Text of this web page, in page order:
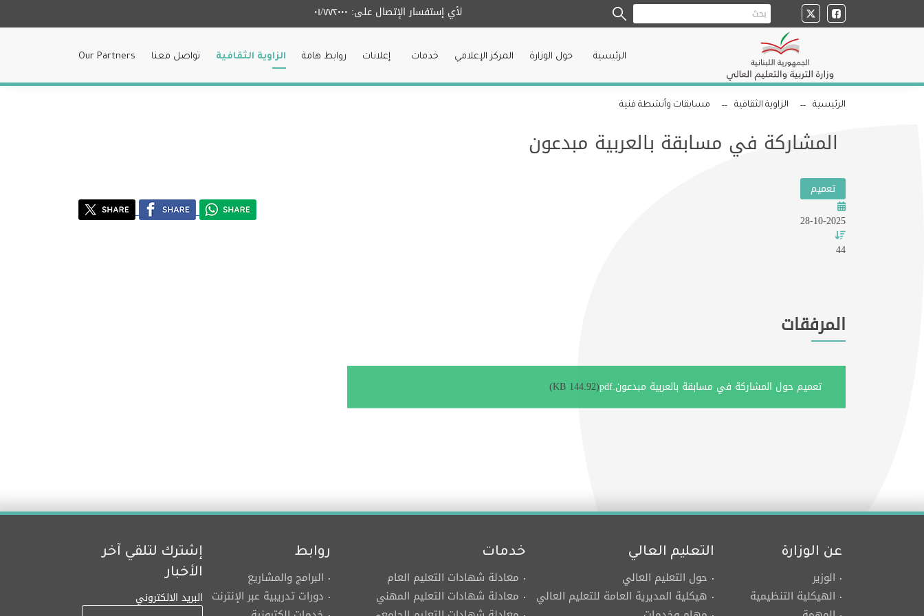
لأي إستفسار الإتصال على: ٠١/٧٧٢٠٠٠
الرئيسية حول الوزارة المركز الإعلامي خدمات إعلانات روابط هامة الزاوية الثقافية تواصل معنا Our Partners
الرئيسية الزاوية الثقافية مسابقات وأنشطة فنية
المشاركة في مسابقة بالعربية مبدعون
تعميم
28-10-2025
44
المرفقات
تعميم حول المشاركة في مسابقة بالعربية مبدعون.pdf (144.92 KB)
عن الوزارة
الوزير
الهيكلية التنظيمية
التعليم العالي
حول التعليم العالي
هيكلية المديرية العامة للتعليم العالي
خدمات
معادلة شهادات التعليم العام
معادلة شهادات التعليم المهني
روابط
البرامج والمشاريع
دورات تدريبية عبر الإنترنت
إشترك لتلقي آخر
الأخبار
البريد الالكتروني